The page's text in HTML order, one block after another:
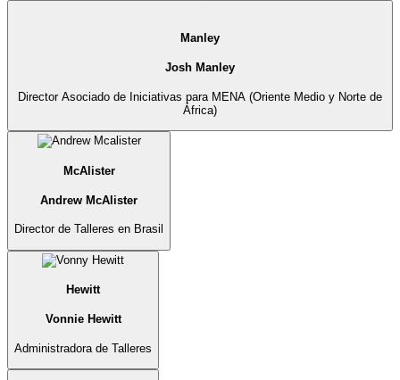
Manley
Josh Manley
Director Asociado de Iniciativas para MENA (Oriente Medio y Norte de
África)
McAlister
Andrew McAlister
Director de Talleres en Brasil
Hewitt
Vonnie Hewitt
Administradora de Talleres